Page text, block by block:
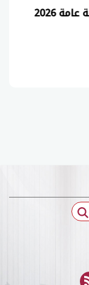
عاجل| نموذج حل امتحان أحياء ثانوية عامة 2026